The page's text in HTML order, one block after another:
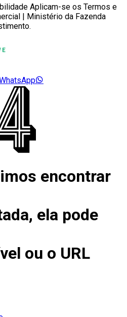
Aplicam-se os Termos e
| Ministério da Fazenda
encontrar
ela pode
ou o URL